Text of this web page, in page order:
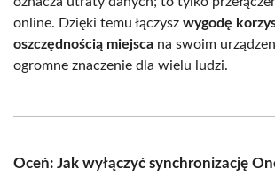
online. Dzięki temu łączysz wygodę
oszczędnością miejsca na swoim
ogromne znaczenie dla wielu ludzi.
Oceń: Jak wyłączyć synchronizację